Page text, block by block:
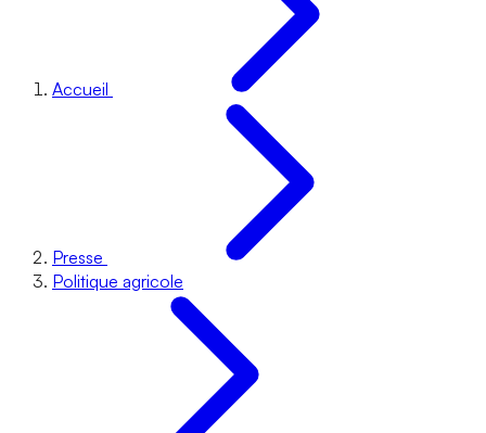
Accueil
Presse
Politique agricole